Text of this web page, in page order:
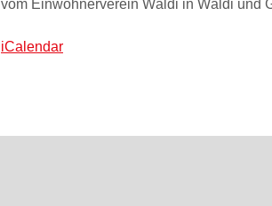
vom Einwohnerverein Wäldi in Wäldi und
iCalendar